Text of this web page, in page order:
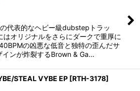
代表的なヘビー級dubstepトラッ
はオリジナルをさらにダークで重厚に
の凶悪な低音と独特の歪んだサ
インが炸裂するBrown & Ga…
STEAL VYBE EP [RTH-3178]